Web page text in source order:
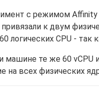
с режимом
к двум
логических CPU -
машине те же 60 vCPU
на всех физических